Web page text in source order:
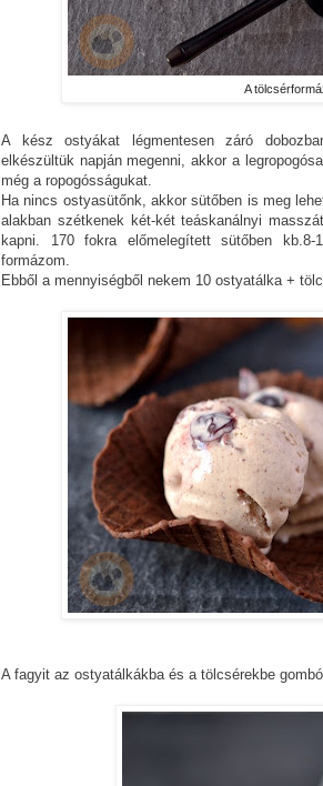
A
A kész ostyákat légmentesen záró
elkészültük napján megenni, akkor a
még a ropogósságukat.
Ha nincs ostyasütőnk, akkor sütőben is meg
alakban szétkenek két-két teáskanálnyi
kapni. 170 fokra előmelegített sütőben
formázom.
Ebből a mennyiségből nekem 10 ostyatálka +
A fagyit az ostyatálkákba és a tölcsérekbe